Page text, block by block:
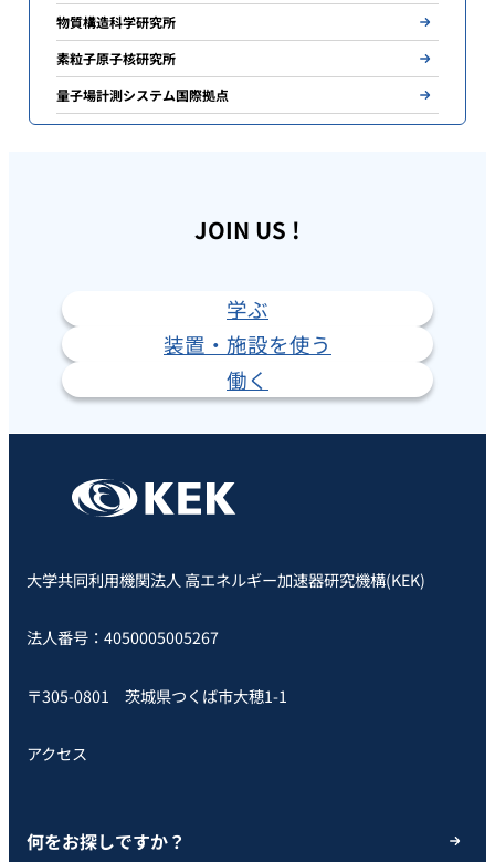
物質構造科学研究所
素粒子原子核研究所
量子場計測システム国際拠点
JOIN US !
学ぶ
装置・施設を使う
働く
大学共同利用機関法人 高エネルギー加速器研究機構(KEK)
法人番号：4050005005267
〒305-0801 茨城県つくば市大穂1-1
アクセス
何をお探しですか？